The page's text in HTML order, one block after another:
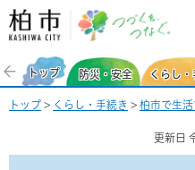
柏市 つづくを、
トップ 防災・安全 くらし・
トップ > くらし・手続き > 柏市で生
更新日